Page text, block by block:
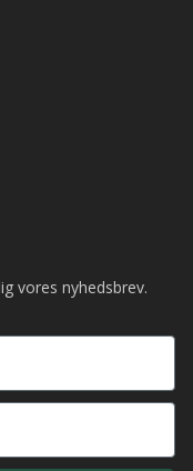
vores nyhedsbrev.